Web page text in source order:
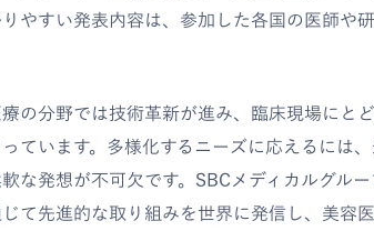
やすい発表内容は、参加した各国の医師や
の分野では技術革新が進み、臨床現場にと
ています。多様化するニーズに応えるには
な発想が不可欠です。SBCメディカルグル
て先進的な取り組みを世界に発信し、美容